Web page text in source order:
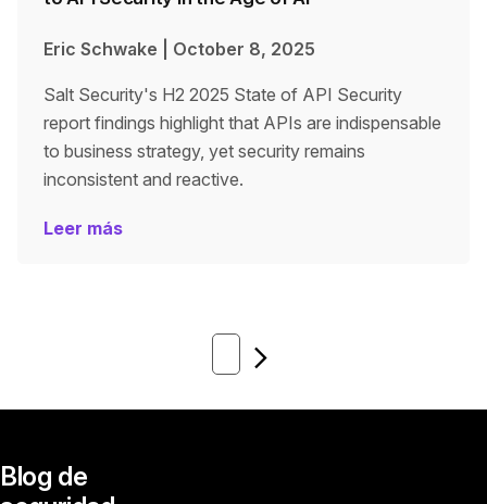
Eric Schwake October 8, 2025
Salt Security's H2 2025 State of API Security
report findings highlight that APIs are indispensable
to business strategy, yet security remains
inconsistent and reactive.
Leer más
Siguiente
Blog de